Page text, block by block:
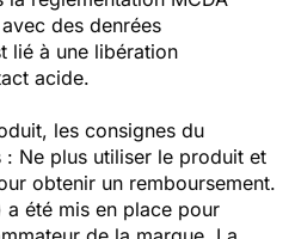
des denrées
lié à une libération
acide.
les consignes du
Ne plus utiliser le produit et
obtenir un remboursement.
été mis en place pour